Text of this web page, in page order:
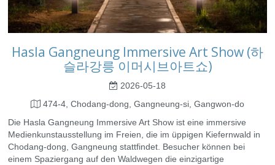
Hasla Gangneung Immersive Art Show (하
슬라강릉 이머시브아트쇼)
2026-05-18
474-4, Chodang-dong, Gangneung-si, Gangwon-do
Die Hasla Gangneung Immersive Art Show ist eine immersive
Medienkunstausstellung im Freien, die im üppigen Kiefernwald in
Chodang-dong, Gangneung stattfindet. Besucher können bei
einem Spaziergang auf den Waldwegen die einzigartige